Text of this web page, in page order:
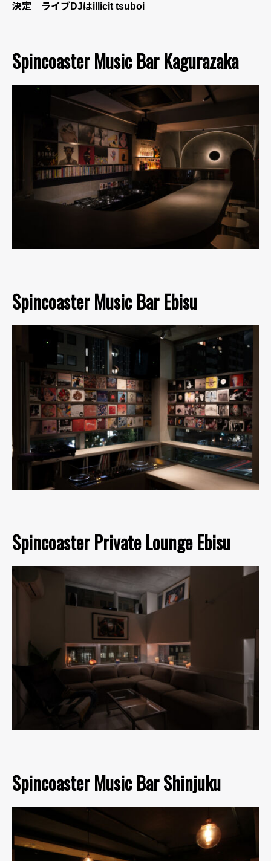
決定 ライブDJはillicit tsuboi
Spincoaster Music Bar Kagurazaka
Spincoaster Music Bar Ebisu
Spincoaster Private Lounge Ebisu
Spincoaster Music Bar Shinjuku